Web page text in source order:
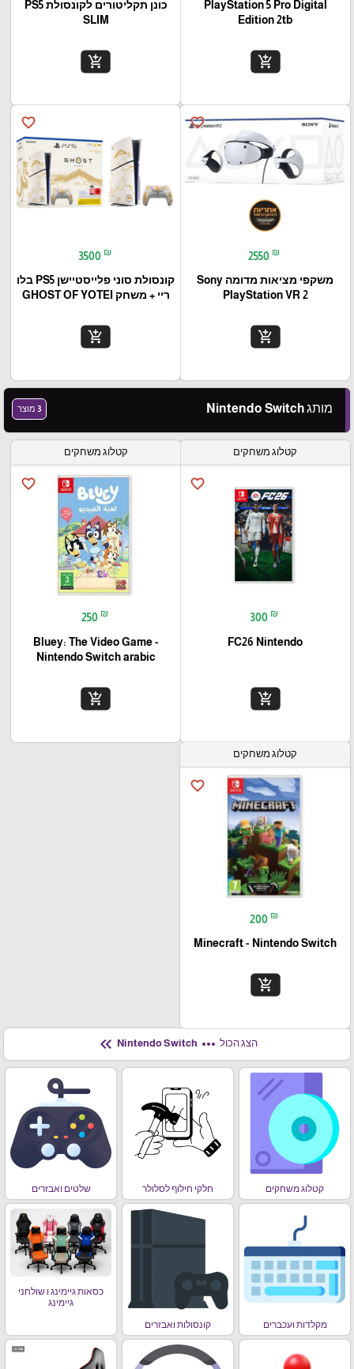
PlayStation 5 Pro Digital
Edition 2tb
add_shopping_cart
כונן תקליטורים לקונסולת PS5
SLIM
add_shopping_cart
favorite_border
2550 ₪
משקפי מציאות מדומה Sony
PlayStation VR 2
add_shopping_cart
favorite_border
3500 ₪
קונסולת סוני פלייסטיישן PS5 בלו
ריי + משחק GHOST OF YOTEI
add_shopping_cart
מותג Nintendo Switch 3 מוצר
קטלוג משחקים
favorite_border
300 ₪
FC26 Nintendo
add_shopping_cart
קטלוג משחקים
favorite_border
250 ₪
Bluey: The Video Game -
Nintendo Switch arabic
add_shopping_cart
קטלוג משחקים
favorite_border
200 ₪
Minecraft - Nintendo Switch
add_shopping_cart
הצג הכול more_horiz
keyboard_double_arrow_left
קטלוג משחקים חלקי חילוף לסלולר שלטים ואבזרים
מקלדות ועכברים קונסולות ואבזרים
כסאות גיימינג ו שולחני
גיימינג